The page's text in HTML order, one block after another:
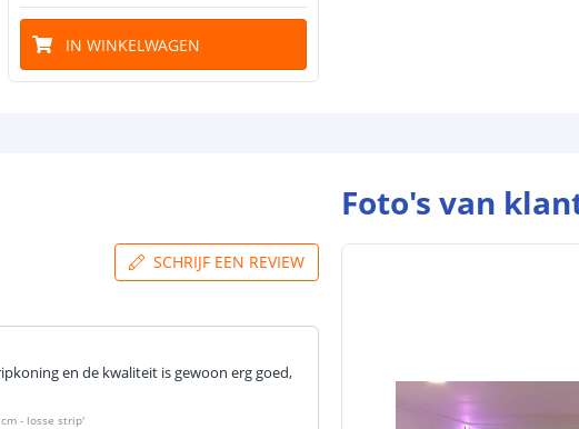
IN WINKELWAGEN
SCHRIJF EEN REVIEW
en de kwaliteit is gewoon erg goed,
cm - losse strip'
Foto's van